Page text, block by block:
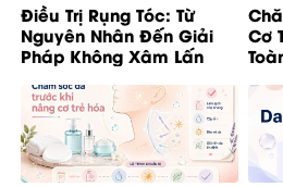
Điều Trị Rụng Tóc: Từ
Nguyên Nhân Đến Giải
Pháp Không Xâm Lấn
Cơ